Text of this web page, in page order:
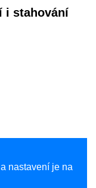
i stahování
nastavení je na